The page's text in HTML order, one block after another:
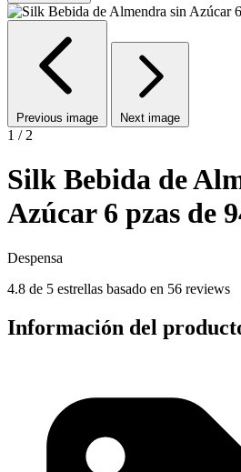
Previous image Next image
1 / 2
Silk Bebida de
Azúcar 6 pzas de
Despensa
4.8 de 5 estrellas basado en 56 reviews
Información del